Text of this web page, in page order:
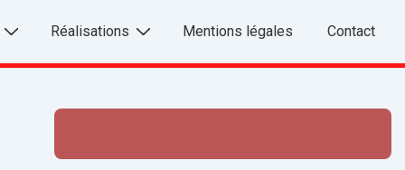
Réalisations Mentions légales Contact